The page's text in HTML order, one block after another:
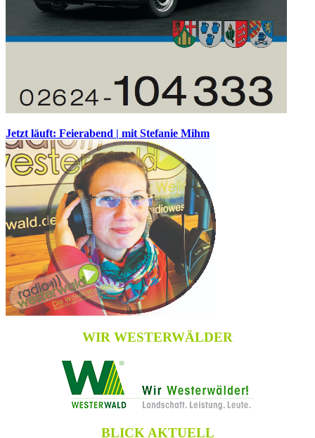
Jetzt läuft: Feierabend | mit Stefanie Mihm
WIR WESTERWÄLDER
BLICK AKTUELL